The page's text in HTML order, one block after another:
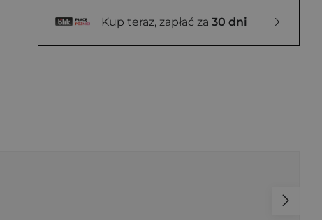
Kup teraz, zapłać za 30 dni